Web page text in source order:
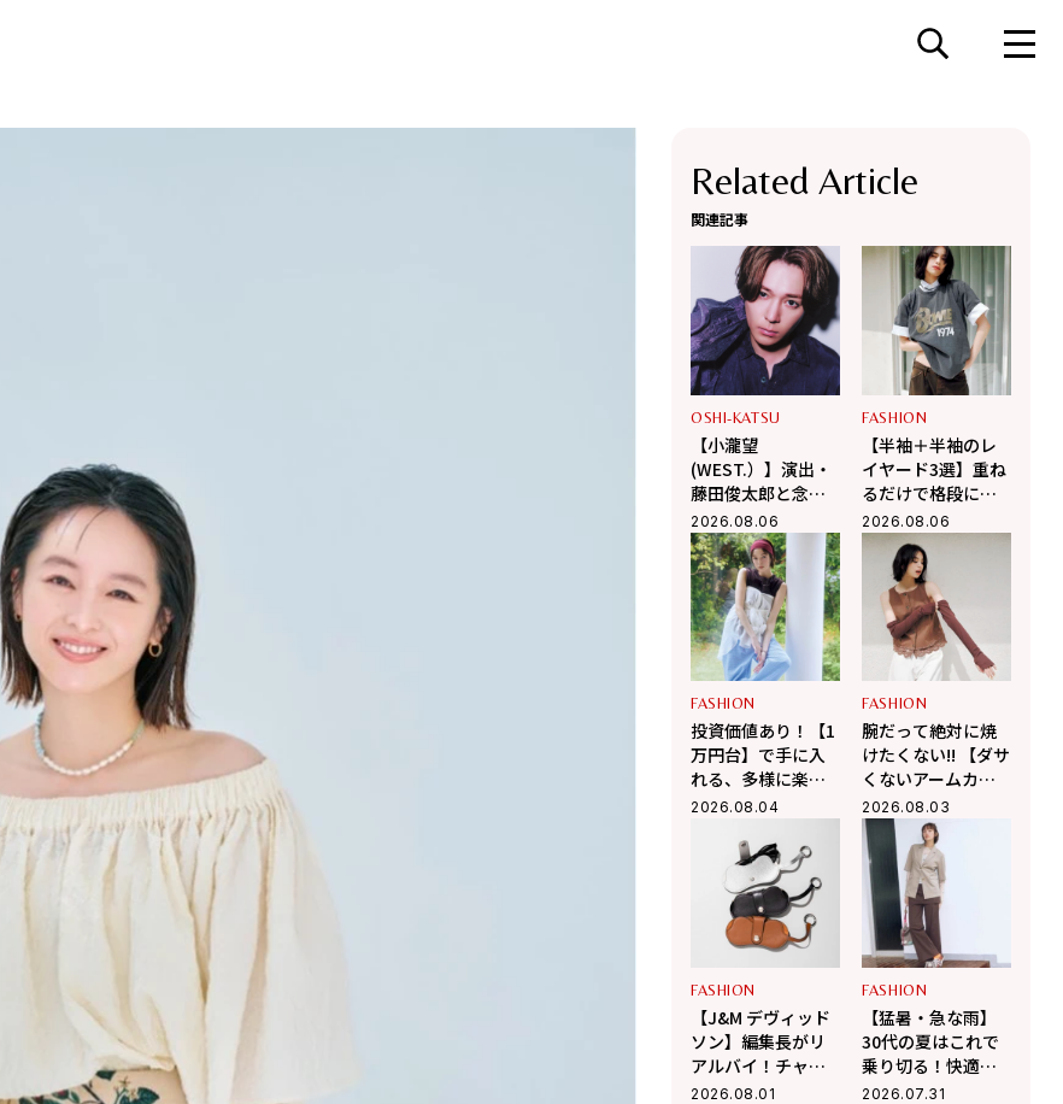
Related Article
関連記事
OSHI-KATSU
【小瀧望
(WEST.）】演出・
藤田俊太郎と念願
のタッグ！幻の井
上ひさし戯曲『う
ま』で演じる“爽快
な悪人”の魅力とは
2026.08.06
FASHION
【半袖＋半袖のレ
イヤード3選】重ね
るだけで格段に洒
落て気温調整もで
きる！
2026.08.06
FASHION
投資価値あり！【1
万円台】で手に入
れる、多様に楽し
む大人の「最旬シ
2026.08.04
FASHION
腕だって絶対に焼
けたくない!! 【ダサ
くないアームカバ
ーのコーデ術3選】
2026.08.03
FASHION
【J&M デヴィッド
ソン】編集長がリ
アルバイ！チャー
ムにもなるメガネ
2026.08.01
FASHION
【猛暑・急な雨】
30代の夏はこれで
乗り切る！快適さ
を味方にする「コ
2026.07.31